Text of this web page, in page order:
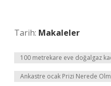
Tarih: Makaleler
100 metrekare eve doğalgaz
Ankastre ocak Prizi Nerede